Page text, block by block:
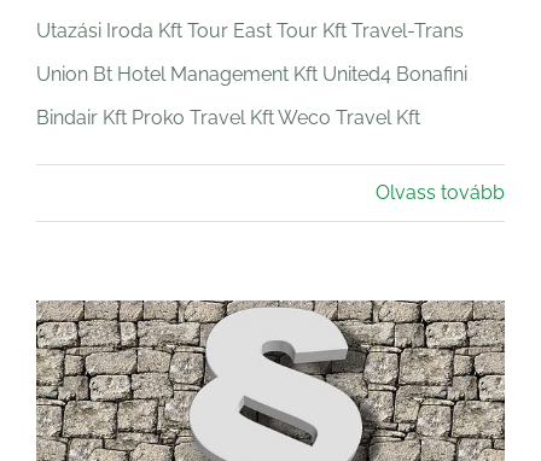
Utazási Iroda Kft Tour East Tour Kft Travel-Trans
Union Bt Hotel Management Kft United4 Bonafini
Bindair Kft Proko Travel Kft Weco Travel Kft
Olvass tovább